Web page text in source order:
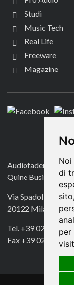
Noi
di
per
Studi
Music Tech
Real Life
Freeware
Magazine
Audiofader.com
Quine Business
Via Spadolini 7
20122 Milano
Tel. +39 02
Fax +39 02